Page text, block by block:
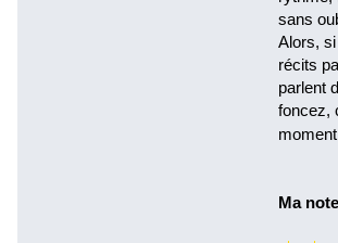
sans
Alors,
récits
parlent
foncez,
Ma